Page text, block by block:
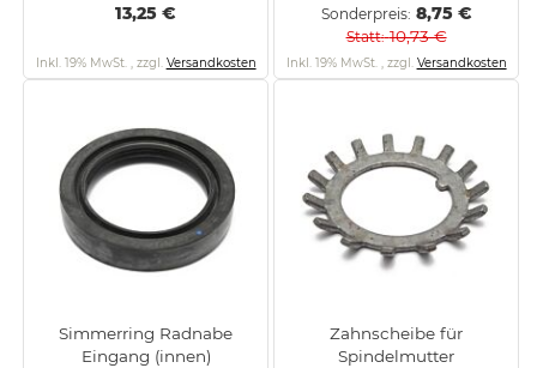
13,25 €
Inkl. 19% MwSt. zzgl. Versandkosten
Sonderpreis 8,75 €
Statt 10,73 €
Inkl. 19% MwSt. zzgl. Versandkosten
Simmerring Radnabe
Eingang (innen)
Zahnscheibe für
Spindelmutter